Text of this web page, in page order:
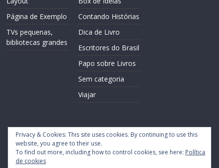
Página de Exemplo
TVs pequenas,
bibliotecas grandes
Contando Histórias
Dica de Livro
Escritores do Brasil
Papo sobre Livros
Sem categoria
Viajar
Copyright © 2026
Privacy & Cookies: This site uses cookies. By continuing to use this
website, you agree to their use.
To find out more, including how to control cookies, see here: Política
de cookies